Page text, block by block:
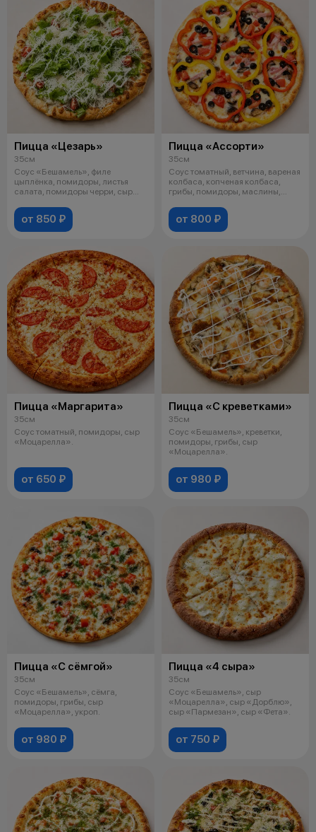
Пицца «Цезарь»
35см
Соус «Бешамель», филе
цыплёнка, помидоры, листья
салата, помидоры черри, сыр
от 850 ₽
Пицца «Ассорти»
35см
Соус томатный, ветчина, вареная
колбаса, копченая колбаса,
грибы, помидоры, маслины,
от 800 ₽
Пицца «Маргарита»
35см
Соус томатный, помидоры, сыр
«Моцарелла».
от 650 ₽
Пицца «С креветками»
35см
Соус «Бешамель», креветки,
помидоры, грибы, сыр
«Моцарелла».
от 980 ₽
Пицца «С сёмгой»
35см
Соус «Бешамель», сёмга,
помидоры, грибы, сыр
«Моцарелла», укроп.
от 980 ₽
Пицца «4 сыра»
35см
Соус «Бешамель», сыр
«Моцарелла», сыр «Дорблю»,
сыр «Пармезан», сыр «Фета».
от 750 ₽